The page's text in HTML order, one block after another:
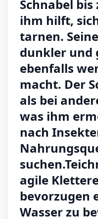
Schnabel
ihm hilft,
tarnen.
dunkler und
ebenfalls
macht. Der
als bei
was ihm
nach
agile
bevorzugen
Wasser zu